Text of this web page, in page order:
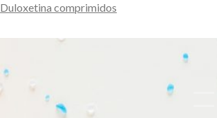
Duloxetina comprimidos